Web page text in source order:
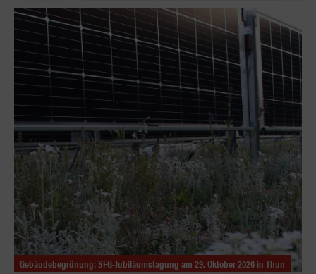
Gebäudebegrünung: SFG-Jubiläumstagung am 29. Oktober 2026 in Thun